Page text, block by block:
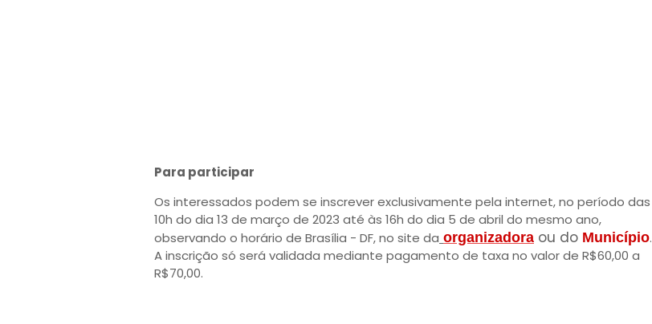
Para participar
Os interessados podem se inscrever exclusivamente pela internet, no período das
10h do dia 13 de março de 2023 até às 16h do dia 5 de abril do mesmo ano,
observando o horário de Brasília - DF, no site da organizadora ou do Município.
A inscrição só será validada mediante pagamento de taxa no valor de R$60,00 a
R$70,00.